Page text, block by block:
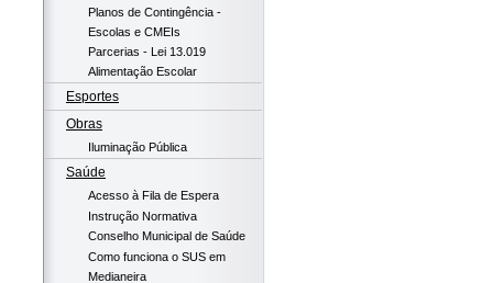
Planos de Contingência -
Escolas e CMEIs
Parcerias - Lei 13.019
Alimentação Escolar
Esportes
Obras
Iluminação Pública
Saúde
Acesso à Fila de Espera
Instrução Normativa
Conselho Municipal de Saúde
Como funciona o SUS em
Medianeira